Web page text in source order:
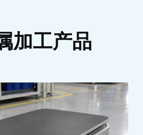
加工产品